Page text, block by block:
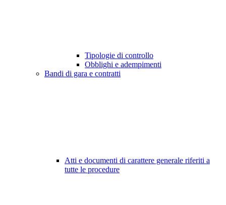
Tipologie di controllo
Obblighi e adempimenti
Bandi di gara e contratti
Atti e documenti di carattere generale riferiti a
tutte le procedure